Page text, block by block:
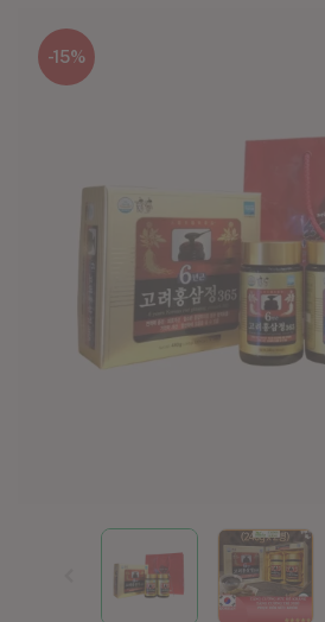
(Tin Tức )
-15%